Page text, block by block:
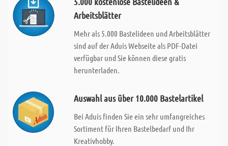
Arbeitsblätter
Mehr als 5.000 Bastelideen und Arbeitsblätter
sind auf der Aduis Webseite als PDF-Datei
verfügbar und Sie können diese gratis
herunterladen.
Auswahl aus über 10.000 Bastelartikel
Bei Aduis finden Sie ein sehr umfangreiches
Sortiment für Ihren Bastelbedarf und Ihr
Kreativhobby.